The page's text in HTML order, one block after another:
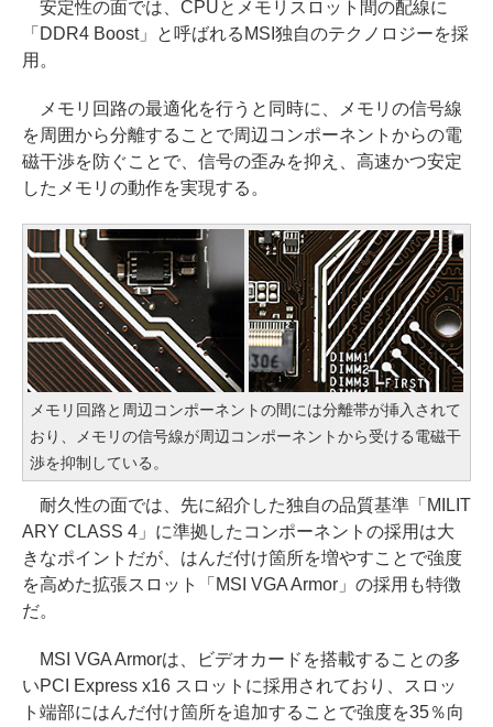
安定性の面では、CPUとメモリスロット間の配線に
「DDR4 Boost」と呼ばれるMSI独自のテクノロジーを採
用。
メモリ回路の最適化を行うと同時に、メモリの信号線
を周囲から分離することで周辺コンポーネントからの電
磁干渉を防ぐことで、信号の歪みを抑え、高速かつ安定
したメモリの動作を実現する。
メモリ回路と周辺コンポーネントの間には分離帯が挿入されて
おり、メモリの信号線が周辺コンポーネントから受ける電磁干
渉を抑制している。
耐久性の面では、先に紹介した独自の品質基準「MILIT
ARY CLASS 4」に準拠したコンポーネントの採用は大
きなポイントだが、はんだ付け箇所を増やすことで強度
を高めた拡張スロット「MSI VGA Armor」の採用も特徴
だ。
MSI VGA Armorは、ビデオカードを搭載することの多
いPCI Express x16 スロットに採用されており、スロッ
ト端部にはんだ付け箇所を追加することで強度を35％向